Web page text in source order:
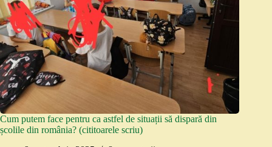
Cum putem face pentru ca astfel de situații să dispară din
școlile din românia? (cititoarele scriu)